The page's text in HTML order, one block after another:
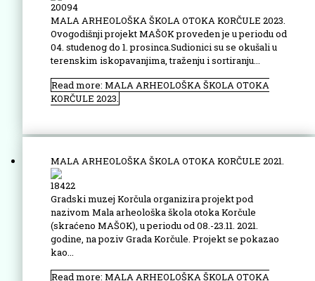
20094
MALA ARHEOLOŠKA ŠKOLA OTOKA KORČULE 2023.
Ovogodišnji projekt MAŠOK proveden je u periodu od
04. studenog do 1. prosinca.Sudionici su se okušali u
terenskim iskopavanjima, traženju i sortiranju...
Read more: MALA ARHEOLOŠKA ŠKOLA OTOKA
KORČULE 2023.
MALA ARHEOLOŠKA ŠKOLA OTOKA KORČULE 2021.
18422
Gradski muzej Korčula organizira projekt pod
nazivom Mala arheološka škola otoka Korčule
(skraćeno MAŠOK), u periodu od 08.-23.11. 2021.
godine, na poziv Grada Korčule. Projekt se pokazao
kao...
Read more: MALA ARHEOLOŠKA ŠKOLA OTOKA